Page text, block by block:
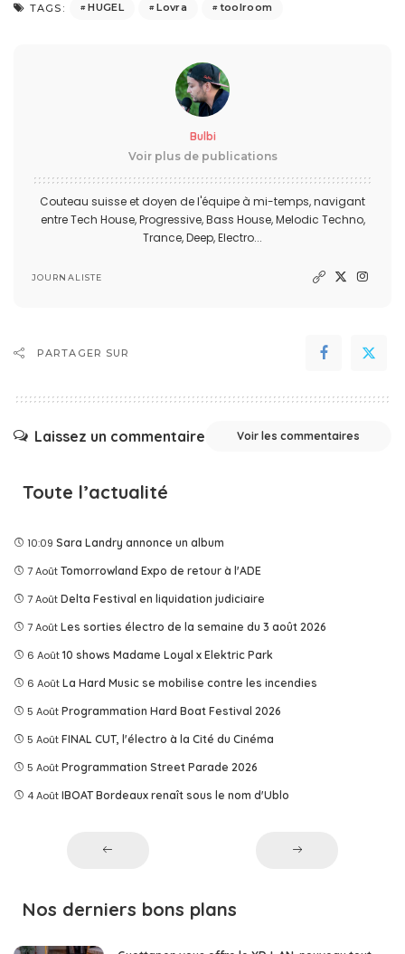
TAGS: HUGEL Lovra toolroom
Bulbi
Voir plus de publications
Couteau suisse et doyen de l'équipe à mi-temps, navigant
entre Tech House, Progressive, Bass House, Melodic Techno,
Trance, Deep, Electro...
JOURNALISTE
PARTAGER SUR
Laissez un commentaire Voir les commentaires
Toute l’actualité
10:09 Sara Landry annonce un album
7 Août Tomorrowland Expo de retour à l'ADE
7 Août Delta Festival en liquidation judiciaire
7 Août Les sorties électro de la semaine du 3 août 2026
6 Août 10 shows Madame Loyal x Elektric Park
6 Août La Hard Music se mobilise contre les incendies
5 Août Programmation Hard Boat Festival 2026
5 Août FINAL CUT, l'électro à la Cité du Cinéma
5 Août Programmation Street Parade 2026
4 Août IBOAT Bordeaux renaît sous le nom d'Ublo
Nos derniers bons plans